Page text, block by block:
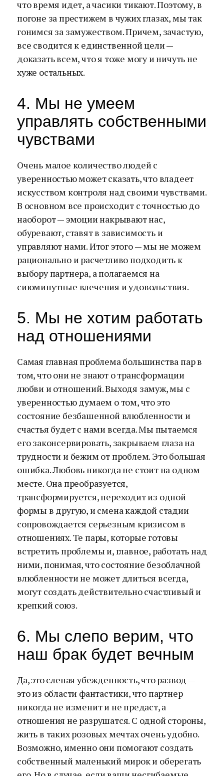
что время идет, а часики тикают. Поэтому, в
погоне за престижем в чужих глазах, мы так
гонимся за замужеством. Причем, зачастую,
все сводится к единственной цели —
доказать всем, что я тоже могу и ничуть не
хуже остальных.
4. Мы не умеем
управлять собственными
чувствами
Очень малое количество людей с
уверенностью может сказать, что владеет
искусством контроля над своими чувствами.
В основном все происходит с точностью до
наоборот — эмоции накрывают нас,
обуревают, ставят в зависимость и
управляют нами. Итог этого — мы не можем
рационально и расчетливо подходить к
выбору партнера, а полагаемся на
сиюминутные влечения и удовольствия.
5. Мы не хотим работать
над отношениями
Самая главная проблема большинства пар в
том, что они не знают о трансформации
любви и отношений. Выходя замуж, мы с
уверенностью думаем о том, что это
состояние безбашенной влюбленности и
счастья будет с нами всегда. Мы пытаемся
его законсервировать, закрываем глаза на
трудности и бежим от проблем. Это большая
ошибка. Любовь никогда не стоит на одном
месте. Она преобразуется,
трансформируется, переходит из одной
формы в другую, и смена каждой стадии
сопровождается серьезным кризисом в
отношениях. Те пары, которые готовы
встретить проблемы и, главное, работать над
ними, понимая, что состояние безоблачной
влюбленности не может длиться всегда,
могут создать действительно счастливый и
крепкий союз.
6. Мы слепо верим, что
наш брак будет вечным
Да, это слепая убежденность, что развод —
это из области фантастики, что партнер
никогда не изменит и не предаст, а
отношения не разрушатся. С одной стороны,
жить в таких розовых мечтах очень удобно.
Возможно, именно они помогают создать
собственный маленький мирок и оберегать